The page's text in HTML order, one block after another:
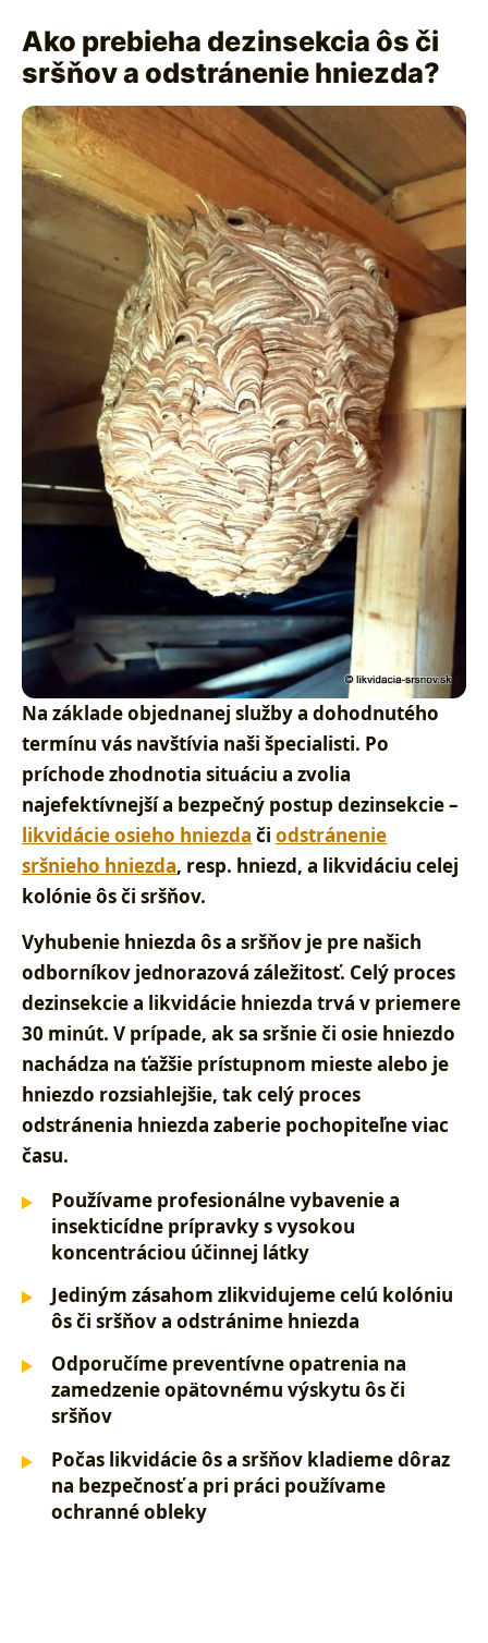
Ako prebieha dezinsekcia ôs či
sršňov a odstránenie hniezda?
Na základe objednanej služby a dohodnutého
termínu vás navštívia naši špecialisti. Po
príchode zhodnotia situáciu a zvolia
najefektívnejší a bezpečný postup dezinsekcie –
likvidácie osieho hniezda či odstránenie
sršnieho hniezda, resp. hniezd, a likvidáciu celej
kolónie ôs či sršňov.
Vyhubenie hniezda ôs a sršňov je pre našich
odborníkov jednorazová záležitosť. Celý proces
dezinsekcie a likvidácie hniezda trvá v priemere
30 minút. V prípade, ak sa sršnie či osie hniezdo
nachádza na ťažšie prístupnom mieste alebo je
hniezdo rozsiahlejšie, tak celý proces
odstránenia hniezda zaberie pochopiteľne viac
času.
Používame profesionálne vybavenie a
insekticídne prípravky s vysokou
koncentráciou účinnej látky
Jediným zásahom zlikvidujeme celú kolóniu
ôs či sršňov a odstránime hniezda
Odporučíme preventívne opatrenia na
zamedzenie opätovnému výskytu ôs či
sršňov
Počas likvidácie ôs a sršňov kladieme dôraz
na bezpečnosť a pri práci používame
ochranné obleky